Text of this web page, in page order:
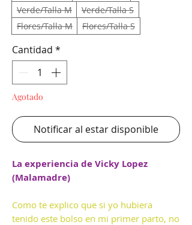
Verde/Talla M
Verde/Talla S
Flores/Talla M
Flores/Talla S
Cantidad *
Agotado
Notificar al estar disponible
La experiencia de Vicky Lopez
(Malamadre)
Como te explico que si yo hubiera
tenido este bolso en mi primer parto, no